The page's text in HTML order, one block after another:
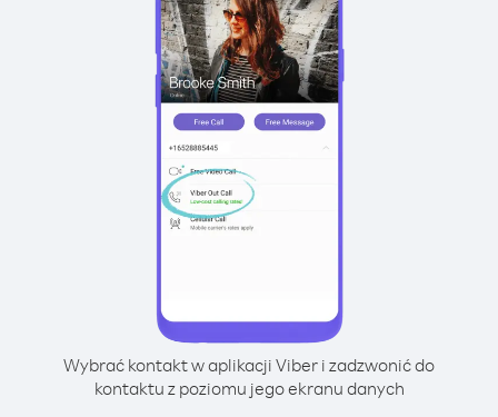
Wybrać kontakt w aplikacji Viber i zadzwonić do
kontaktu z poziomu jego ekranu danych